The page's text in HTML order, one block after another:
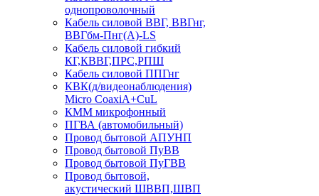
однопроволочный
Кабель силовой ВВГ, ВВГнг,
ВВГбм-Пнг(А)-LS
Кабель силовой гибкий
КГ,КВВГ,ПРС,РПШ
Кабель силовой ППГнг
КВК(д/видеонаблюдения)
Micro CoaxiA+CuL
КММ микрофонный
ПГВА (автомобильный)
Провод бытовой АПУНП
Провод бытовой ПуВВ
Провод бытовой ПуГВВ
Провод бытовой,
акустический ШВВП,ШВП